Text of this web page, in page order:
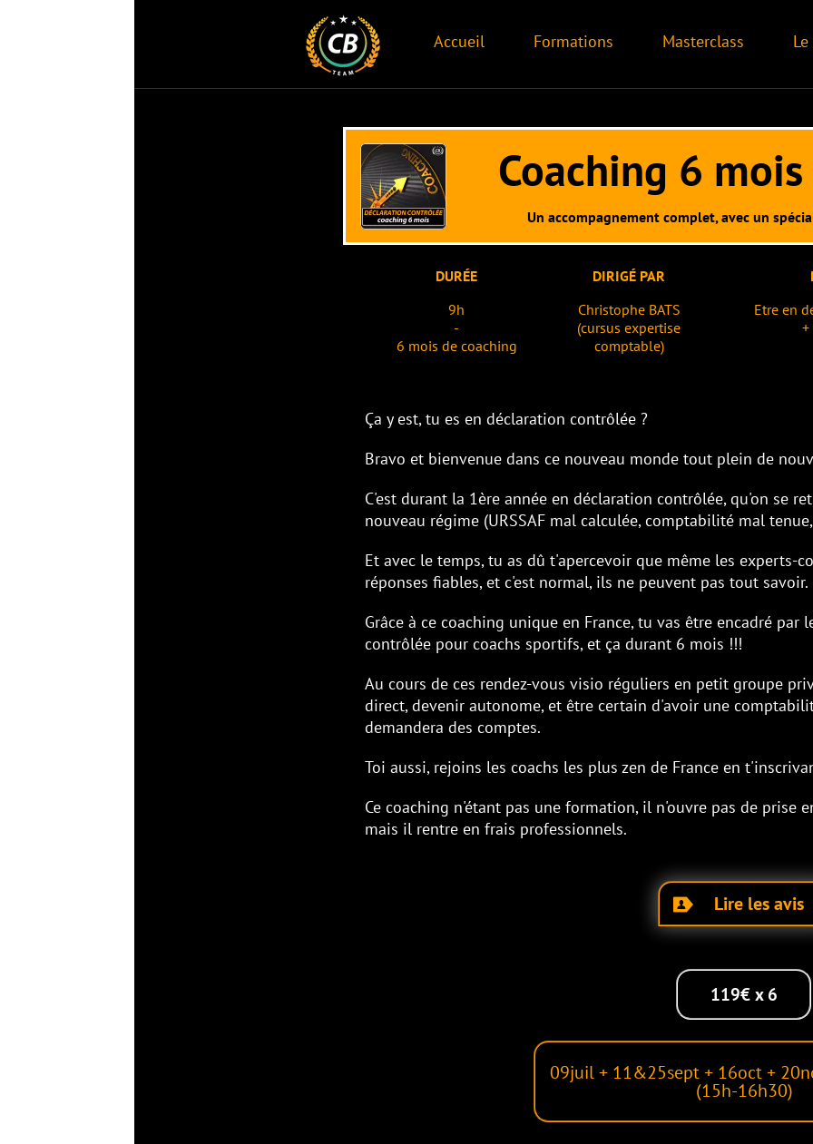
Accueil Formations Masterclass Le livre
Coaching 6 mois en D.
Un accompagnement complet, avec un spécialiste, pour être bien
DIRIGÉ PAR
Christophe BATS
(cursus expertise
comptable)
Etre en déclaration contrôlée
+ utiliser INDY
Ça y est, tu es en déclaration contrôlée ?
Bravo et bienvenue dans ce nouveau monde tout plein de nouveautés ... et de
C'est durant la 1ère année en déclaration contrôlée, qu'on se retrouve face aux
URSSAF mal calculée, comptabilité mal tenue, courriers
Et avec le temps, tu as dû t'apercevoir que même les experts-comptables ne
réponses fiables, et c'est normal, ils ne peuvent pas tout savoir.
Grâce à ce coaching unique en France, tu vas être encadré par le spécialiste
contrôlée pour coachs sportifs, et ça durant 6 mois !!!
Au cours de ces rendez-vous visio réguliers en petit groupe privé, tu pourras
direct, devenir autonome, et être certain d'avoir une comptabilité irréprochable
demandera des comptes.
Toi aussi, rejoins les coachs les plus zen de France en t'inscrivant à ce module !
Ce coaching n'étant pas une formation, il n'ouvre pas de prise en charge par le
mais il rentre en frais professionnels.
09juil + 11&25sept + 16oct + 20nov + 11déc 2026
(15h-16h30)